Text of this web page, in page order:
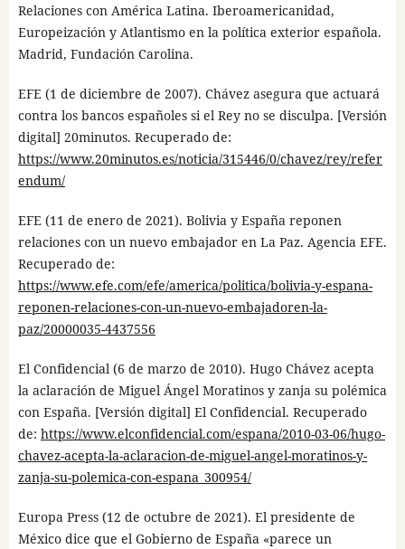
Relaciones con América Latina. Iberoamericanidad,
Europeización y Atlantismo en la política exterior española.
Madrid, Fundación Carolina.
EFE (1 de diciembre de 2007). Chávez asegura que actuará
contra los bancos españoles si el Rey no se disculpa. [Versión
digital] 20minutos. Recuperado de:
https://www.20minutos.es/noticia/315446/0/chavez/rey/refer
endum/
EFE (11 de enero de 2021). Bolivia y España reponen
relaciones con un nuevo embajador en La Paz. Agencia EFE.
Recuperado de:
https://www.efe.com/efe/america/politica/bolivia-y-espana-
reponen-relaciones-con-un-nuevo-embajadoren-la-
paz/20000035-4437556
El Confidencial (6 de marzo de 2010). Hugo Chávez acepta
la aclaración de Miguel Ángel Moratinos y zanja su polémica
con España. [Versión digital] El Confidencial. Recuperado
de: https://www.elconfidencial.com/espana/2010-03-06/hugo-
chavez-acepta-la-aclaracion-de-miguel-angel-moratinos-y-
zanja-su-polemica-con-espana_300954/
Europa Press (12 de octubre de 2021). El presidente de
México dice que el Gobierno de España «parece un